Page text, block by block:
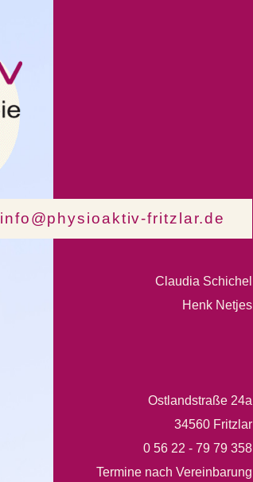
info@physioaktiv-fritzlar.de
Claudia Schichel
Henk Netjes
Ostlandstraße 24a
34560 Fritzlar
0 56 22 - 79 79 358
Termine nach Vereinbarung